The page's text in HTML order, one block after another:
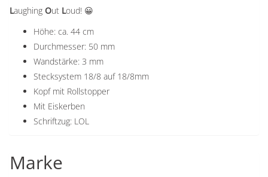
Laughing Out Loud! 😀
Höhe: ca. 44 cm
Durchmesser: 50 mm
Wandstärke: 3 mm
Stecksystem 18/8 auf 18/8mm
Kopf mit Rollstopper
Mit Eiskerben
Schriftzug: LOL
Marke